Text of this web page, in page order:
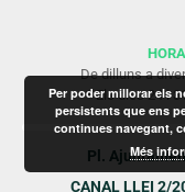
De dilluns a
* Els dies 24 i
Pl.
CANAL LLEI 2/
Per poder millorar els
persistents que ens
continues navegant,
Més